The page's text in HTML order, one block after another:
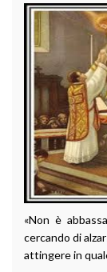
«Non è
cercando di
attingere in